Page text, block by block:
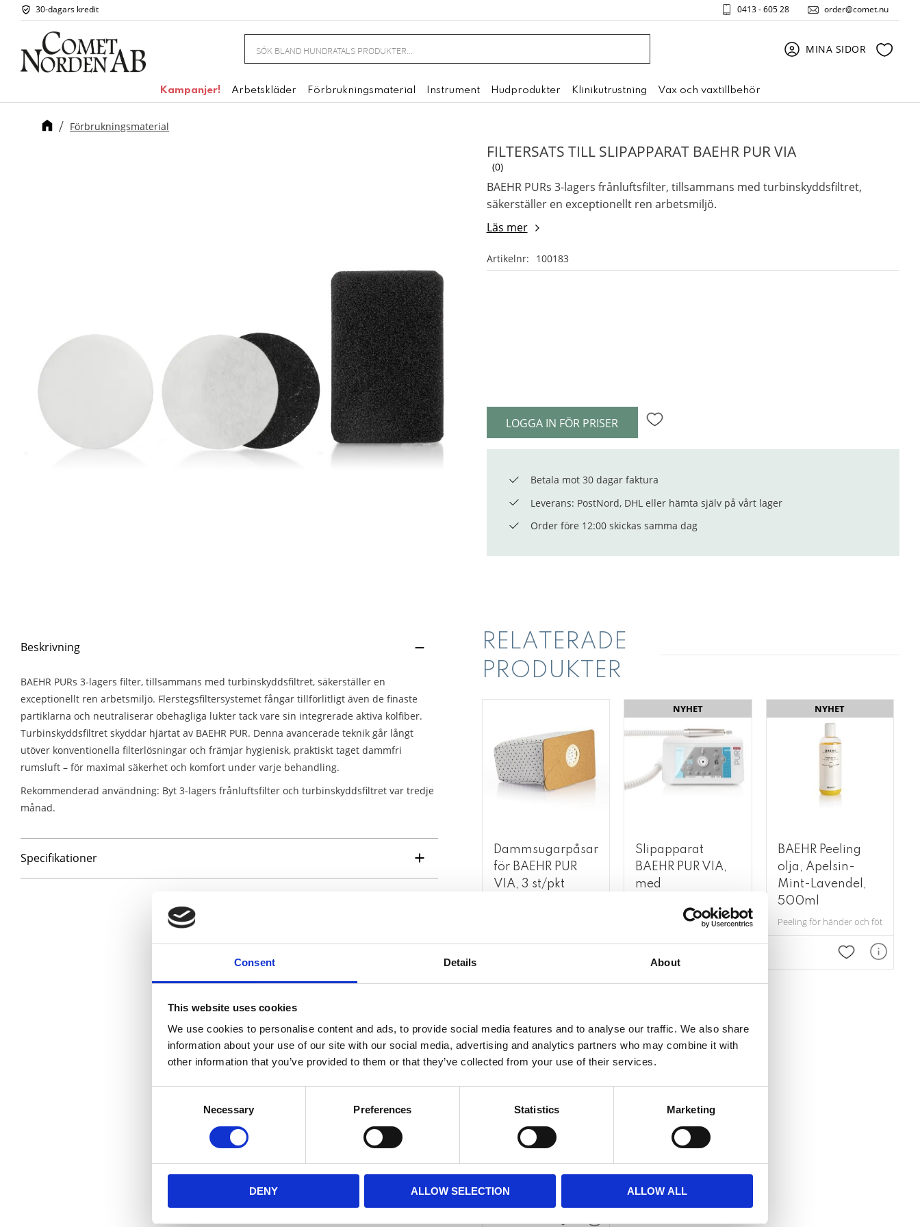
Consent Details About
This website uses cookies
We use cookies to personalise content and ads, to provide social media features and to analyse our traffic. We also share
information about your use of our site with our social media, advertising and analytics partners who may combine it with
other information that you’ve provided to them or that they’ve collected from your use of their services.
Necessary Preferences Statistics Marketing
DENY ALLOW SELECTION ALLOW ALL
30-dagars kredit 0413 - 605 28 order@comet.nu
MINA SIDOR
Kampanjer! Arbetskläder Förbrukningsmaterial Instrument Hudprodukter Klinikutrustning Vax och vaxtillbehör
Förbrukningsmaterial
FILTERSATS TILL SLIPAPPARAT BAEHR PUR VIA
0
BAEHR PURs 3-lagers frånluftsfilter, tillsammans med turbinskyddsfiltret,
säkerställer en exceptionellt ren arbetsmiljö.
Läs mer
LOGGA IN FÖR PRISER Lägg till i favoriter
Artikelnr 100183
Betala mot 30 dagar faktura
Leverans: PostNord, DHL eller hämta själv på vårt lager
Order före 12:00 skickas samma dag
Beskrivning
BAEHR PURs 3-lagers filter, tillsammans med turbinskyddsfiltret, säkerställer en
exceptionellt ren arbetsmiljö. Flerstegsfiltersystemet fångar tillförlitligt även de finaste
partiklarna och neutraliserar obehagliga lukter tack vare sin integrerade aktiva kolfiber.
Turbinskyddsfiltret skyddar hjärtat av BAEHR PUR. Denna avancerade teknik går långt
utöver konventionella filterlösningar och främjar hygienisk, praktiskt taget dammfri
rumsluft – för maximal säkerhet och komfort under varje behandling.
Rekommenderad användning: Byt 3-lagers frånluftsfilter och turbinskyddsfiltret var tredje
månad.
Specifikationer
RELATERADE
PRODUKTER
Dammsugarpåsar
för BAEHR PUR
VIA, 3 st/pkt
Dammsugarpåsar för slipapparat BAEHR PUR VIA, 3 pack.
Lägg till i favoriter
Slipapparat
BAEHR PUR VIA,
med
BAEHR PUR VIA– den nya generationens slipapparat för medicinsk
NYHET
BAEHR Peeling
olja, Apelsin-
Mint-Lavendel,
500ml
Peeling för händer och fötter, med
NYHET
Lägg till i
Tång, nageltrång,
13cm ECO Rostfri
Matt
Rostfri tång lämplig för nageltrång.
Lägg till i favoriter